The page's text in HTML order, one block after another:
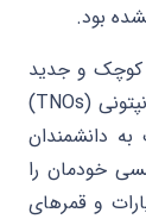
بود.
و جدید
در اطراف اورانوس شده و به مطالعه اجرام فرانپتونی (TNOs)
دانشمندان
خودمان را
و قمرهای